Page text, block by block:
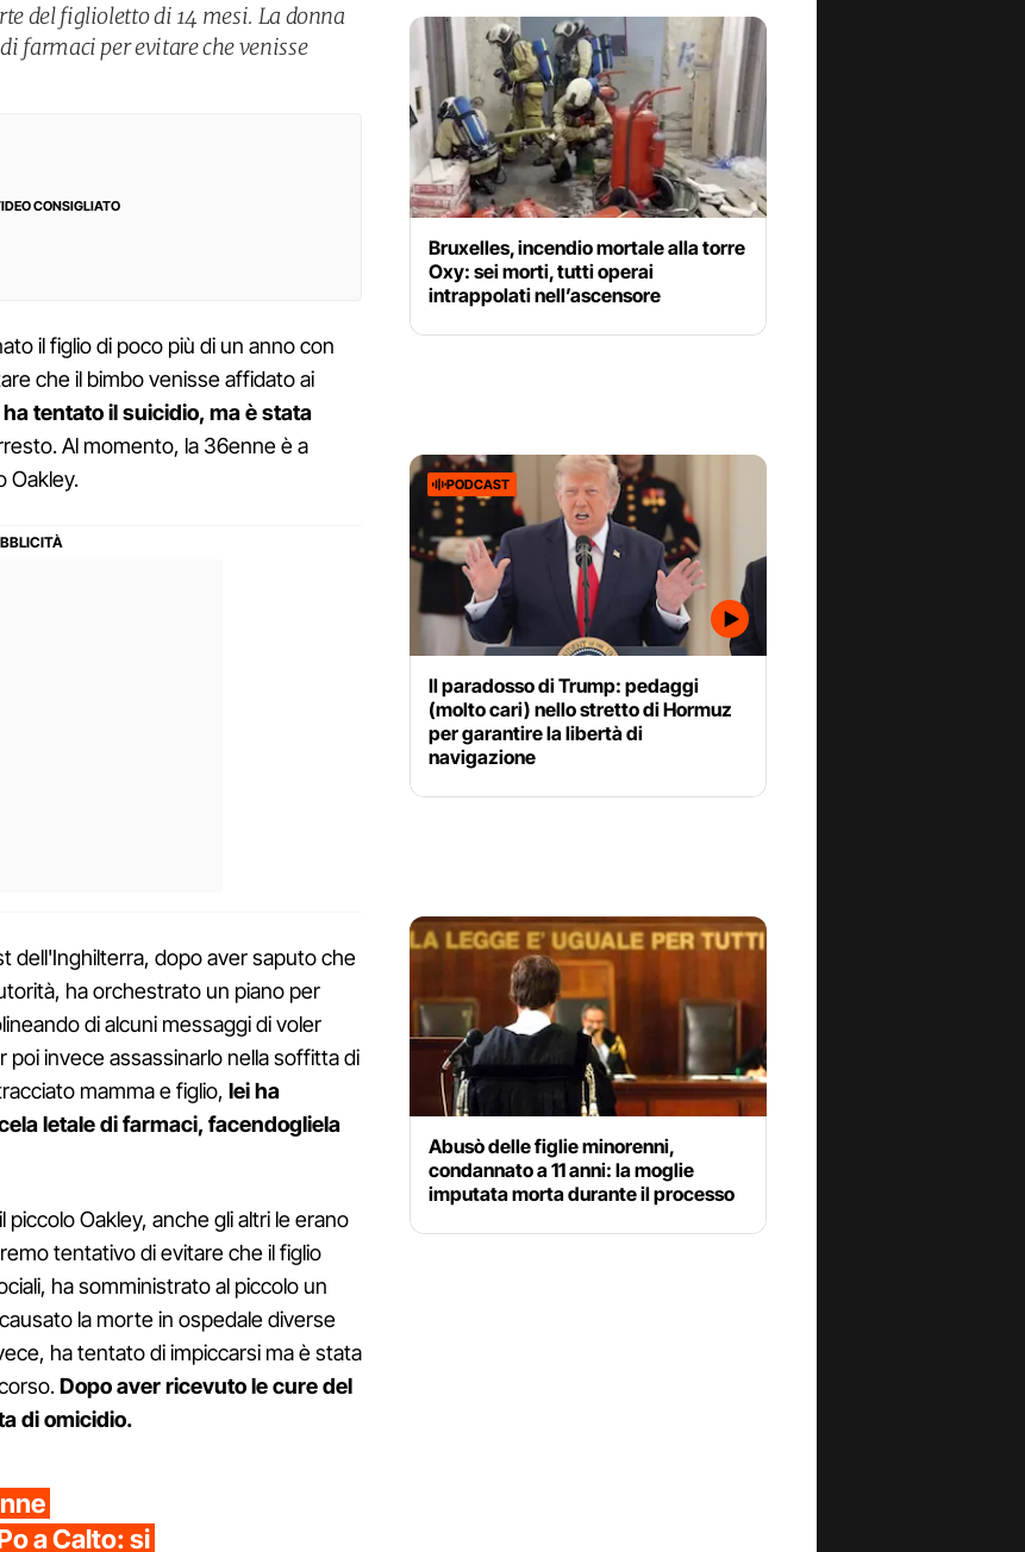
del figlioletto di 14 mesi. La donna
farmaci per evitare che venisse
CONSIGLIATO
il figlio di poco più di un anno con
che il bimbo venisse affidato ai
tentato il suicidio, ma è stata
Al momento, la 36enne è a
Oakley.
dell'Inghilterra, dopo aver saputo che
ha orchestrato un piano per
di alcuni messaggi di voler
invece assassinarlo nella soffitta di
mamma e figlio, lei ha
letale di farmaci, facendogliela
Oakley, anche gli altri le erano
tentativo di evitare che il figlio
ha somministrato al piccolo un
la morte in ospedale diverse
ha tentato di impiccarsi ma è stata
Dopo aver ricevuto le cure del
di omicidio.
a Calto: si
Bruxelles, incendio mortale alla torre
Oxy: sei morti, tutti operai
intrappolati nell’ascensore
PODCAST
Il paradosso di Trump: pedaggi
(molto cari) nello stretto di Hormuz
per garantire la libertà di
navigazione
Abusò delle figlie minorenni,
condannato a 11 anni: la moglie
imputata morta durante il processo